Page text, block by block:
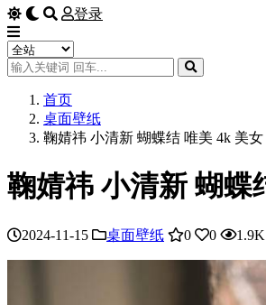
登录
首页
桌面壁纸
鞠婧祎 小清新 蝴蝶结 唯美 4k 美
鞠婧祎 小清新 蝴蝶
2024-11-15 桌面壁纸 0 0 1.9K